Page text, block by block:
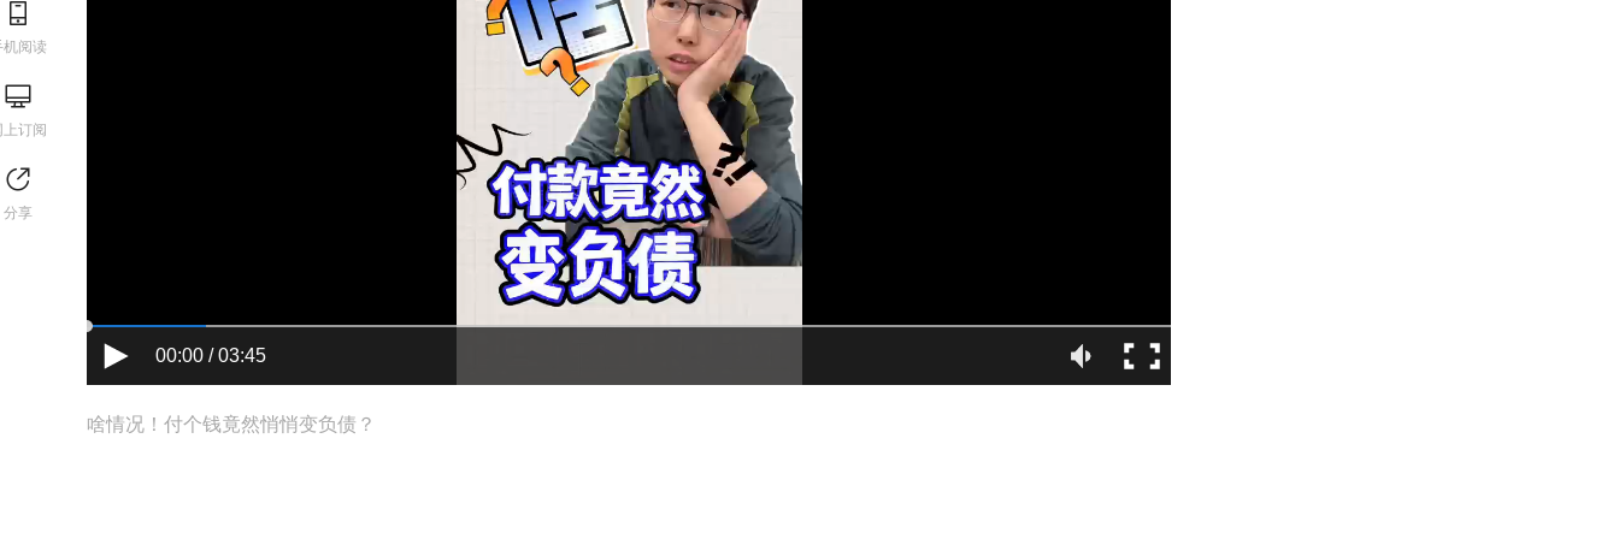
00:00 / 03:45
啥情况！付个钱竟然悄悄变负债？
机阅读
上订阅
分享